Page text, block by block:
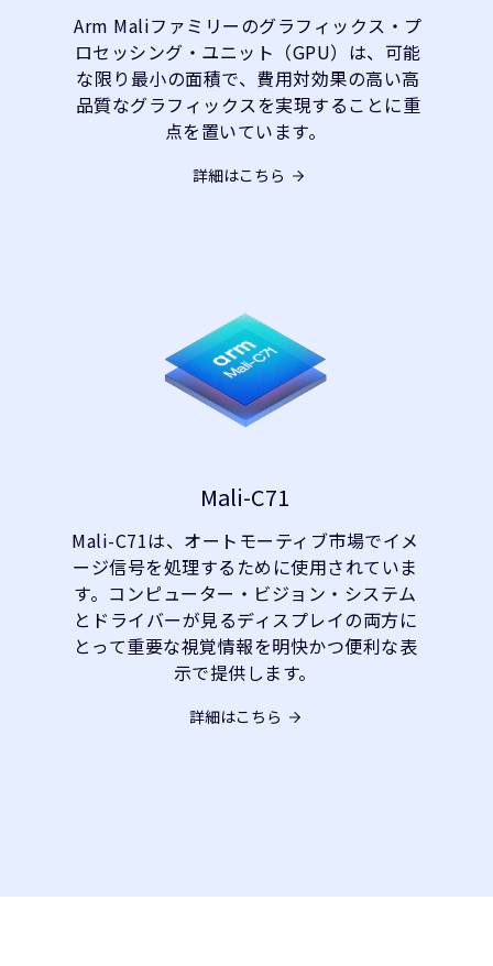
Arm Maliファミリーのグラフィックス・プ
ロセッシング・ユニット（GPU）は、可能
な限り最小の面積で、費用対効果の高い高
品質なグラフィックスを実現することに重
点を置いています。
詳細はこちら
Mali-C71
Mali-C71は、オートモーティブ市場でイメ
ージ信号を処理するために使用されていま
す。コンピューター・ビジョン・システム
とドライバーが見るディスプレイの両方に
とって重要な視覚情報を明快かつ便利な表
示で提供します。
詳細はこちら